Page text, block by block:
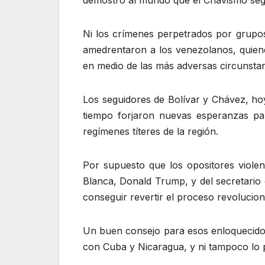
Ni los crímenes perpetrados por
amedrentaron a los venezolanos,
en medio de las más adversas
Los seguidores de Bolívar y Chávez,
tiempo forjaron nuevas esperanzas
regímenes títeres de la región.
Por supuesto que los opositores
Blanca, Donald Trump, y del
conseguir revertir el proceso
Un buen consejo para esos
con Cuba y Nicaragua, y ni tampoco lo